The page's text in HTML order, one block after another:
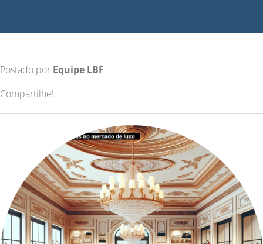
Postado por Equipe LBF
Compartilhe!